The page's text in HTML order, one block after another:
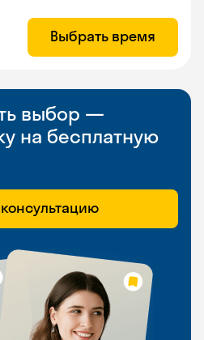
Выбрать время
выбор —
на бесплатную